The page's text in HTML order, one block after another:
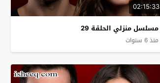
02:15:33
مسلسل منزلي الحلقة 29
منذ 6 سنوات